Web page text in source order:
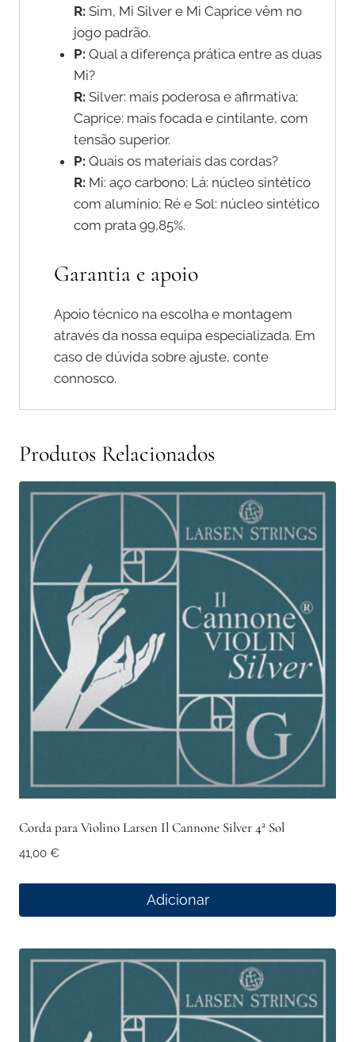
R: Sim, Mi Silver e Mi Caprice vêm no
jogo padrão.
P: Qual a diferença prática entre as duas
Mi?
R: Silver: mais poderosa e afirmativa;
Caprice: mais focada e cintilante, com
tensão superior.
P: Quais os materiais das cordas?
R: Mi: aço carbono; Lá: núcleo sintético
com alumínio; Ré e Sol: núcleo sintético
com prata 99,85%.
Garantia e apoio
Apoio técnico na escolha e montagem
através da nossa equipa especializada. Em
caso de dúvida sobre ajuste, conte
connosco.
Produtos Relacionados
Corda para Violino Larsen Il Cannone Silver 4ª Sol
41,00 €
Adicionar